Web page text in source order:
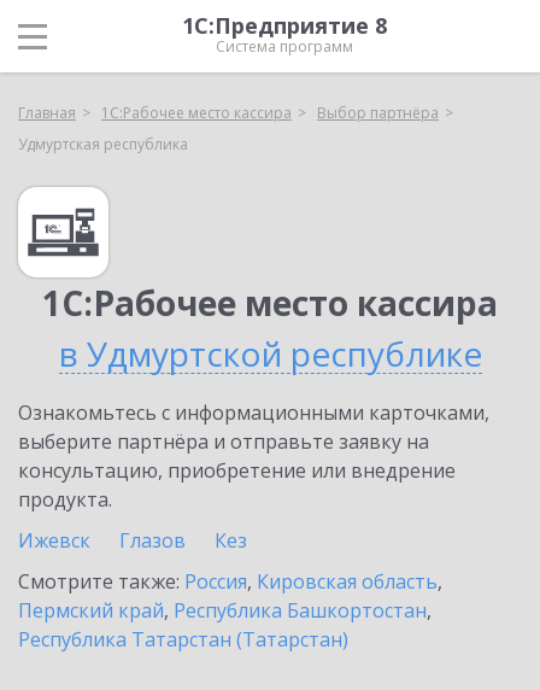
1С:Предприятие 8
Система программ
Главная 1С:Рабочее место кассира
Выбор партнёра
Удмуртская республика
1С:Рабочее место кассира
в Удмуртской республике
Ознакомьтесь с информационными карточками,
выберите партнёра и отправьте заявку на
консультацию, приобретение или внедрение
продукта.
Ижевск
Глазов
Кез
Смотрите также: Россия, Кировская область,
Пермский край, Республика Башкортостан,
Республика Татарстан (Татарстан)